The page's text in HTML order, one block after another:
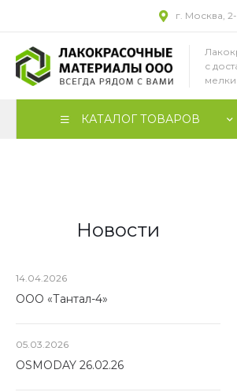
г. Москва,
с
КАТАЛОГ ТОВАРОВ
Новости
14.04.2026
ООО «Тантал-4»
05.03.2026
OSMODAY 26.02.26